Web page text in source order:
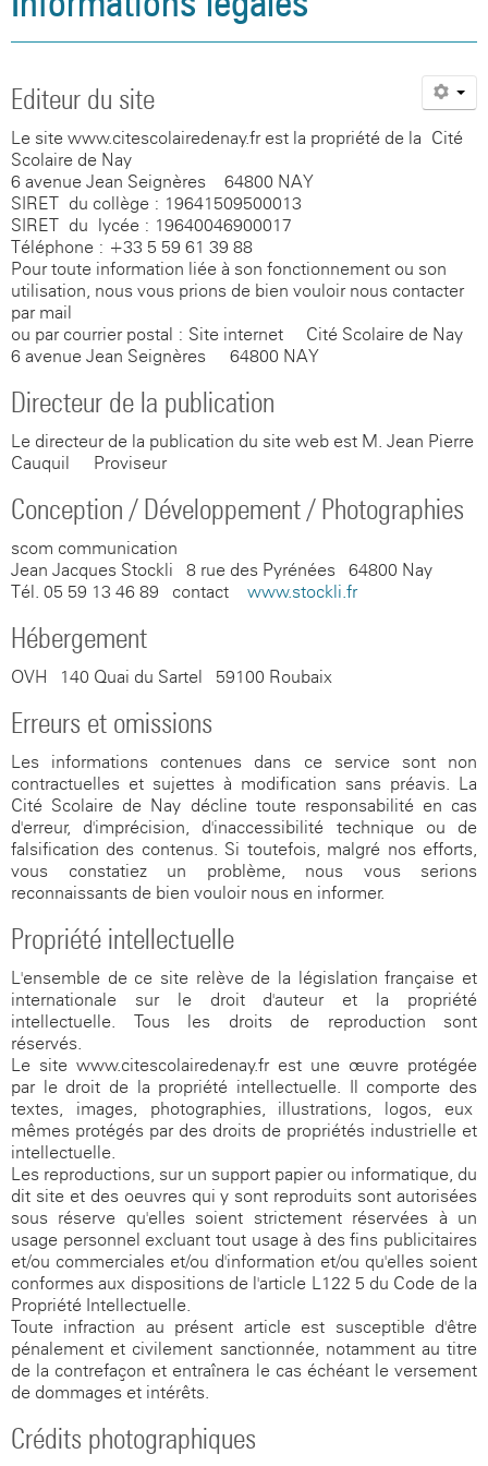
Agenda
Aides financières
L'occitan
Sections sportives handball et rugby
Site internet du CDI
Association sportive
Le foyer
Santé, social et citoyenneté
Assistante sociale
Citoyenneté
CESC
Blog médiation par les pairs
Sécurité
Orientation
Examens / Résultats
Documents utiles
Visite virtuelle du collège
Galerie photos
Restauration et hébergement
Inscriptions au lycée
L'internat
La seconde
Prépa Sciences Po
Option EPS
Option Langues et Cultures de l'Antiquité
Option Sciences et Laboratoire
Option Management Gestion
Présentation
Site internet du CDI
Vie associative
La Maison Des Lycéens
Santé, social et citoyenneté
Espace santé
Assistante sociale
Citoyenneté
CESC
Blog citoyen
Sécurité
Orientation et examens
Orientation & APB
Examens / Résultats
Documents utiles
Anciens élèves
Informations
Photos de classes
Galerie photos
Informations légales
Editeur du site
Le site www.citescolairedenay.fr est la propriété de la Cité
Scolaire de Nay
6 avenue Jean Seignères
64800 NAY
SIRET du collège : 19641509500013
SIRET du lycée : 19640046900017
Téléphone : +33 5 59 61 39 88
Pour toute information liée à son fonctionnement ou son
utilisation, nous vous prions de bien vouloir nous contacter
par mail
ou par courrier postal : Site internet - Cité Scolaire de Nay -
6 avenue Jean Seignères
64800 NAY
Directeur de la publication
Le directeur de la publication du site web est M. Jean-Pierre
Cauquil - Proviseur
Conception / Développement / Photographies
scom communication
Jean Jacques Stockli - 8 rue des Pyrénées - 64800 Nay
Tél. 05 59 13 46 89 - contact - www.stockli.fr
Hébergement
OVH - 140 Quai du Sartel - 59100 Roubaix
Erreurs et omissions
Les informations contenues dans ce service sont non
contractuelles et sujettes à modification sans préavis. La
Cité Scolaire de Nay décline toute responsabilité en cas
d'erreur, d'imprécision, d'inaccessibilité technique ou de
falsification des contenus. Si toutefois, malgré nos efforts,
vous constatiez un problème, nous vous serions
reconnaissants de bien vouloir nous en informer.
Propriété intellectuelle
L'ensemble de ce site relève de la législation française et
internationale sur le droit d'auteur et la propriété
intellectuelle. Tous les droits de reproduction sont
réservés.
Le site www.citescolairedenay.fr est une œuvre protégée
par le droit de la propriété intellectuelle. Il comporte des
textes, images, photographies, illustrations, logos, eux-
mêmes protégés par des droits de propriétés industrielle et
intellectuelle.
Les reproductions, sur un support papier ou informatique, du
dit site et des oeuvres qui y sont reproduits sont autorisées
sous réserve qu'elles soient strictement réservées à un
usage personnel excluant tout usage à des fins publicitaires
et/ou commerciales et/ou d'information et/ou qu'elles soient
conformes aux dispositions de l'article L122-5 du Code de la
Propriété Intellectuelle.
Toute infraction au présent article est susceptible d'être
pénalement et civilement sanctionnée, notamment au titre
de la contrefaçon et entraînera le cas échéant le versement
de dommages et intérêts.
Crédits photographiques